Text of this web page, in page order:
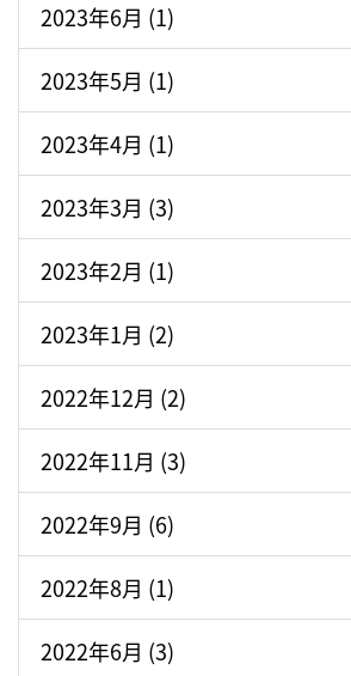
2023年6月 (1)
2023年5月 (1)
2023年4月 (1)
2023年3月 (3)
2023年2月 (1)
2023年1月 (2)
2022年12月 (2)
2022年11月 (3)
2022年9月 (6)
2022年8月 (1)
2022年6月 (3)